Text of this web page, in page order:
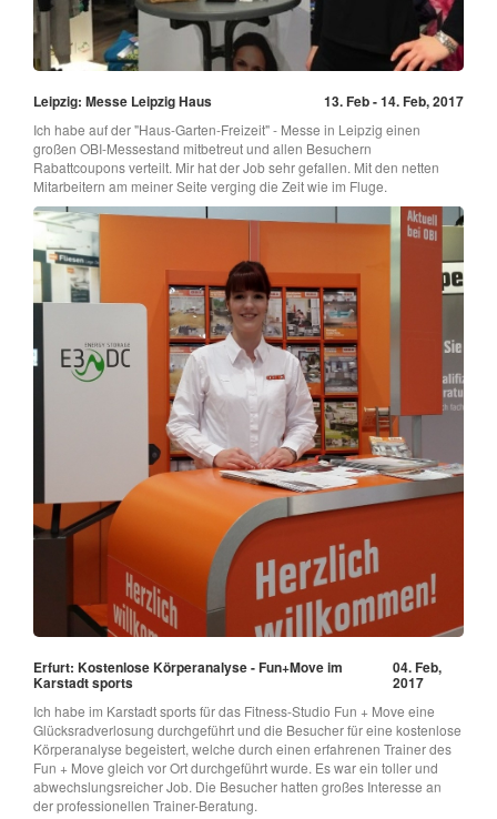
Leipzig: Messe Leipzig Haus 13. Feb - 14. Feb, 2017
Ich habe auf der "Haus-Garten-Freizeit" - Messe in Leipzig einen
großen OBI-Messestand mitbetreut und allen Besuchern
Rabattcoupons verteilt. Mir hat der Job sehr gefallen. Mit den netten
Mitarbeitern am meiner Seite verging die Zeit wie im Fluge.
Erfurt: Kostenlose Körperanalyse - Fun+Move im
Karstadt sports
04. Feb,
2017
Ich habe im Karstadt sports für das Fitness-Studio Fun + Move eine
Glücksradverlosung durchgeführt und die Besucher für eine kostenlose
Körperanalyse begeistert, welche durch einen erfahrenen Trainer des
Fun + Move gleich vor Ort durchgeführt wurde. Es war ein toller und
abwechslungsreicher Job. Die Besucher hatten großes Interesse an
der professionellen Trainer-Beratung.